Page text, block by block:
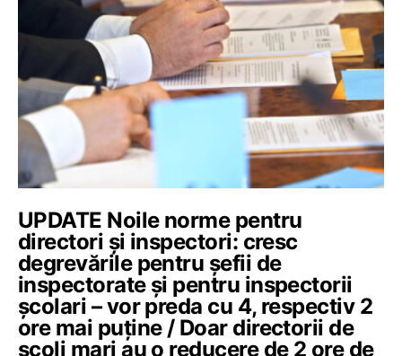
UPDATE Noile norme pentru
directori și inspectori: cresc
degrevările pentru șefii de
inspectorate și pentru inspectorii
școlari – vor preda cu 4, respectiv 2
ore mai puține / Doar directorii de
școli mari au o reducere de 2 ore de